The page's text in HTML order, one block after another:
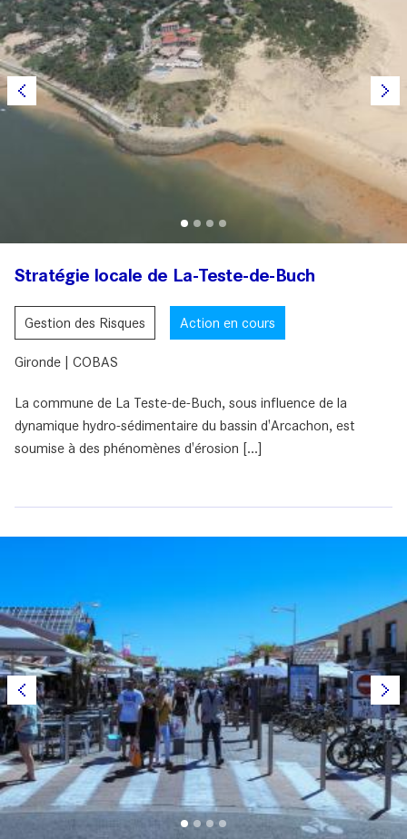
Stratégie locale de La-Teste-de-Buch
Gestion des Risques Action en cours
Gironde | COBAS
La commune de La Teste-de-Buch, sous influence de la
dynamique hydro-sédimentaire du bassin d'Arcachon, est
soumise à des phénomènes d'érosion [...]